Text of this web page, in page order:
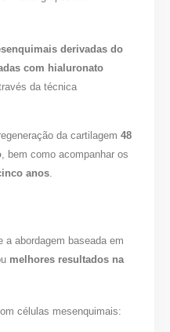
derivadas do
com hialuronato
da técnica
da cartilagem48
, bem como acompanhar os
anos.
a abordagem baseada em
melhores resultados na
células mesenquimais: